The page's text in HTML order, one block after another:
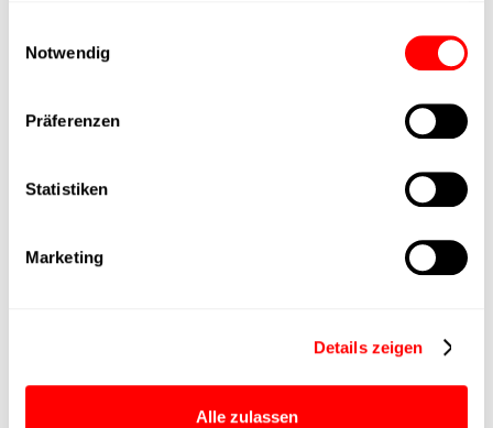
Notwendig
Präferenzen
Statistiken
Marketing
Details zeigen
Alle zulassen
Kontaktformular
Wiedersehen spätestens auf
der All About Automation